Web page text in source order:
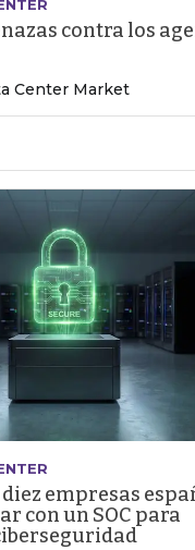
contra los
Center Market
empresas
con un SOC para